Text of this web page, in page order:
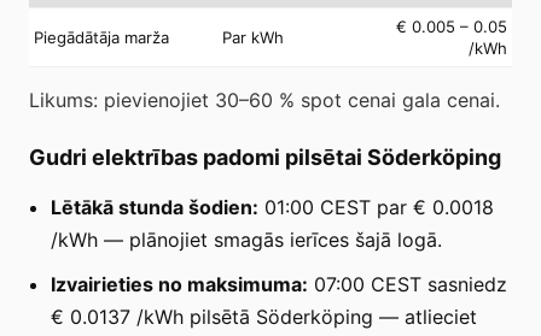
Piegādātāja marža Par kWh
€ 0.005 – 0.05
/kWh
Likums: pievienojiet 30–60 % spot cenai gala cenai.
Gudri elektrības padomi pilsētai Söderköping
Lētākā stunda šodien: 01:00 CEST par € 0.0018
/kWh — plānojiet smagās ierīces šajā logā.
Izvairieties no maksimuma: 07:00 CEST sasniedz
€ 0.0137 /kWh pilsētā Söderköping — atlieciet